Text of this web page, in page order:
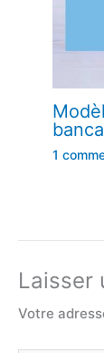
1
Laisser
Votre